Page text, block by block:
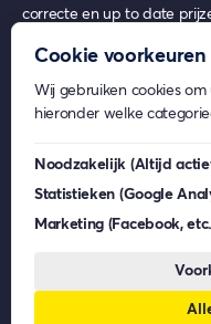
correcte en up to date
gebruik, waar echter nooit
worden.
AutoSpot.nl geeft geen
Beeldmateriaal op
partijen. De rechten van
respectievelijke eigenaren.
voor informatieve
voor (gevolg)schade die
dan wel uit fouten of
Cookie voorkeuren
Wij gebruiken cookies
hieronder welke
Noodzakelijk (Altijd
Statistieken (Google
Marketing (Facebook,